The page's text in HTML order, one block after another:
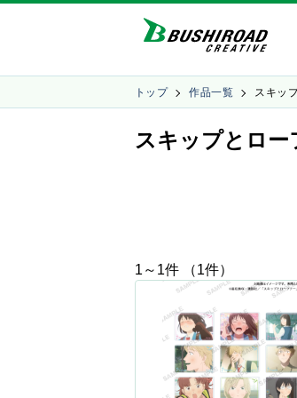
トップ 作品一覧 スキッ
スキップとロー
1～1件 （1件）